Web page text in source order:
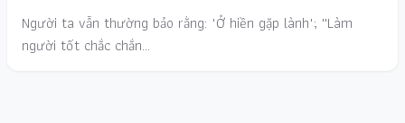
Người ta vẫn thường bảo rằng: "Ở hiền gặp lành"; ''Làm
người tốt chắc chắn…